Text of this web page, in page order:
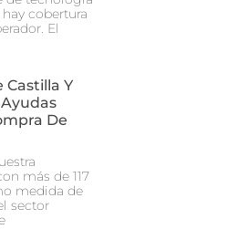
cobertura
El
Castilla Y
De
más de 117
medida de
sector